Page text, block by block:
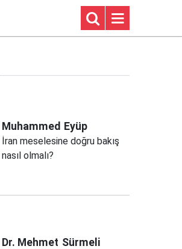
Muhammed Eyüp
İran meselesine doğru bakış
nasıl olmalı?
Dr. Mehmet Sürmeli